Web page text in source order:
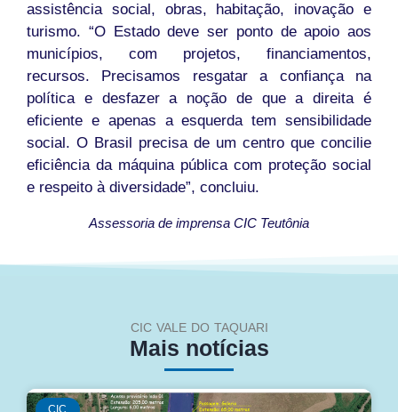
assistência social, obras, habitação, inovação e
turismo. “O Estado deve ser ponto de apoio aos
municípios, com projetos, financiamentos,
recursos. Precisamos resgatar a confiança na
política e desfazer a noção de que a direita é
eficiente e apenas a esquerda tem sensibilidade
social. O Brasil precisa de um centro que concilie
eficiência da máquina pública com proteção social
e respeito à diversidade”, concluiu.
Assessoria de imprensa CIC Teutônia
CIC VALE DO TAQUARI
Mais notícias